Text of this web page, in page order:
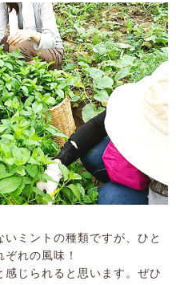
ミントの種類ですが、ひと
れの風味！
じられると思います。ぜひ